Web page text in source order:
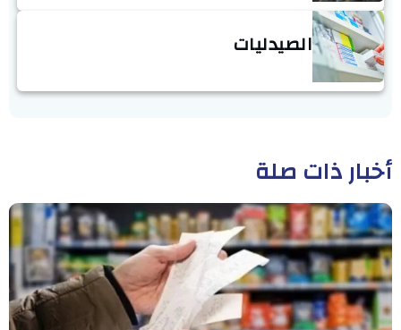
الصيدليات
أخبار ذات صلة